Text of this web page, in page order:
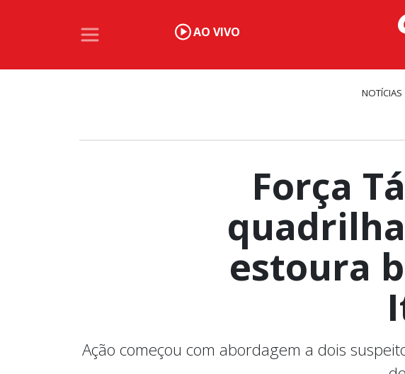
AO VIVO
NOTÍCIAS
Força
estoura
Ação começou com abordagem a dois